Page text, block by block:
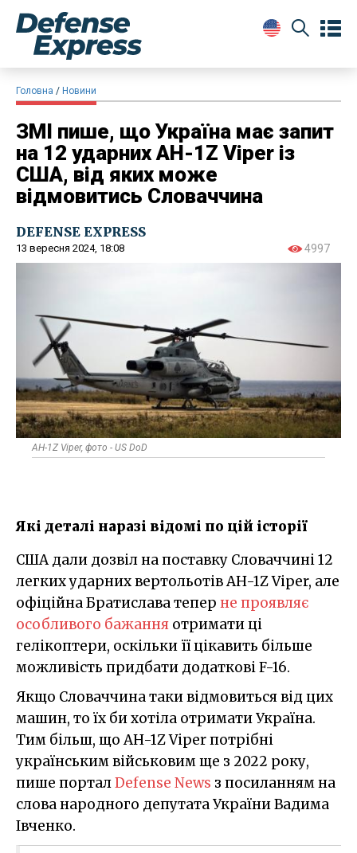
Головна Новини
ЗМІ пише, що Україна має запит
на 12 ударних AH-1Z Viper із
США, від яких може
відмовитись Словаччина
DEFENSE EXPRESS
13 вересня 2024, 18:08 4997
AH-1Z Viper, фото - US DoD
Які деталі наразі відомі по цій історії
США дали дозвіл на поставку Словаччині 12
легких ударних вертольотів AH-1Z Viper, але
офіційна Братислава тепер не проявляє
особливого бажання отримати ці
гелікоптери, оскільки її цікавить більше
можливість придбати додаткові F-16.
Якщо Словаччина таки відмовиться від цих
машин, то їх би хотіла отримати Україна.
Тим більш, що AH-1Z Viper потрібні
українським військовим ще з 2022 року,
пише порталDefense News з посиланням на
слова народного депутата України Вадима
Івченко.